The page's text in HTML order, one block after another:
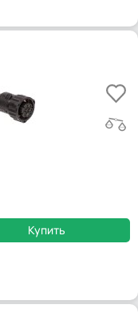
Купить